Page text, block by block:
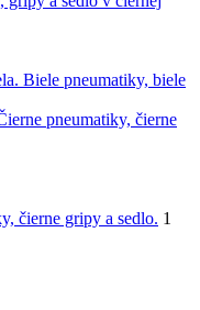
Biele pneumatiky, biele
pneumatiky, čierne
čierne gripy a sedlo. 1